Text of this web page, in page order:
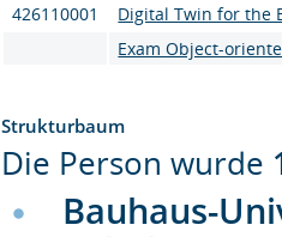
426110001
Digital Twin for the
Exam Object-
Strukturbaum
Die Person wurde
Bauhaus-